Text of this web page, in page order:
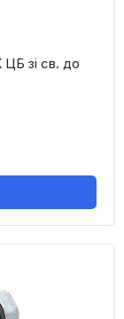
зі св. до